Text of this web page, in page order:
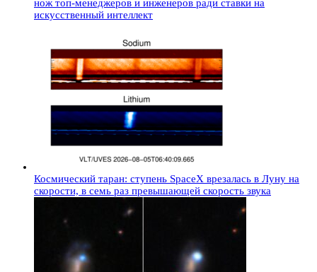
нож топ-менеджеров и инженеров ради ставки на
искусственный интеллект
Космический таран: ступень SpaceX врезалась в Луну на
скорости, в семь раз превышающей скорость звука